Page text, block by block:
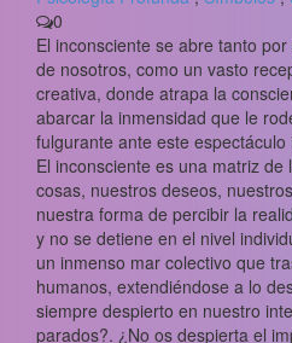
0
El inconsciente se abre tanto
de nosotros, como un vasto
creativa, donde atrapa la
abarcar la inmensidad que le
fulgurante ante este
El inconsciente es una matriz
cosas, nuestros deseos,
nuestra forma de percibir la
y no se detiene en el nivel
un inmenso mar colectivo que
humanos, extendiéndose a lo
siempre despierto en nuestro
parados?. ¿No os despierta el